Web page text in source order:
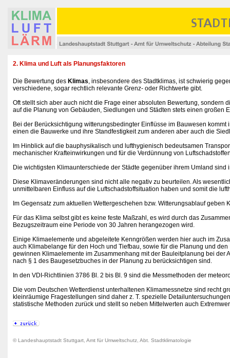
2. Klima und Luft als Planungsfaktoren
Die Bewertung des Klimas, insbesondere des Stadtklimas, ist schwierig
verschiedene, sogar rechtlich relevante Grenz- oder Richtwerte gibt.
Oft stellt sich aber auch nicht die Frage einer absoluten Bewertung,
auf die Planung von Gebäuden, Siedlungen und Städten stets einen großen
Bei der Berücksichtigung witterungsbedingter Einflüsse im Bauwesen
einen die Bauwerke und ihre Standfestigkeit zum anderen aber auch die
Im Hinblick auf die bauphysikalisch und lufthygienisch bedeutsamen
mechanischer Krafteinwirkungen und für die Verdünnung von
Die wichtigsten Klimaunterschiede der Städte gegenüber ihrem Umland
Diese Klimaveränderungen sind nicht alle negativ zu beurteilen. Als
unmittelbaren Einfluss auf die Luftschadstoffsituation haben und somit die
Im Gegensatz zum aktuellen Wettergeschehen bzw. Witterungsablauf
Für das Klima selbst gibt es keine feste Maßzahl, es wird durch das
Bezugszeitraum eine Periode von 30 Jahren herangezogen wird.
Einige Klimaelemente und abgeleitete Kenngrößen werden hier auch im
auch Klimabelange für den Hoch und Tiefbau, sowie für die Planung und
gewinnen Klimaelemente im Zusammenhang mit der Bauleitplanung bei
nach § 1 des Baugesetzbuches in der Planung zu berücksichtigen sind.
In den VDI-Richtlinien 3786 Bl. 2 bis Bl. 9 sind die Messmethoden der
Die vom Deutschen Wetterdienst unterhaltenen Klimamessnetze sind recht
kleinräumige Fragestellungen sind daher z. T. spezielle
statistische Methoden zurück und stellt so neben Mittelwerten auch
© Landeshauptstadt Stuttgart, Amt für Umweltschutz, Abt. Stadtklimatologie